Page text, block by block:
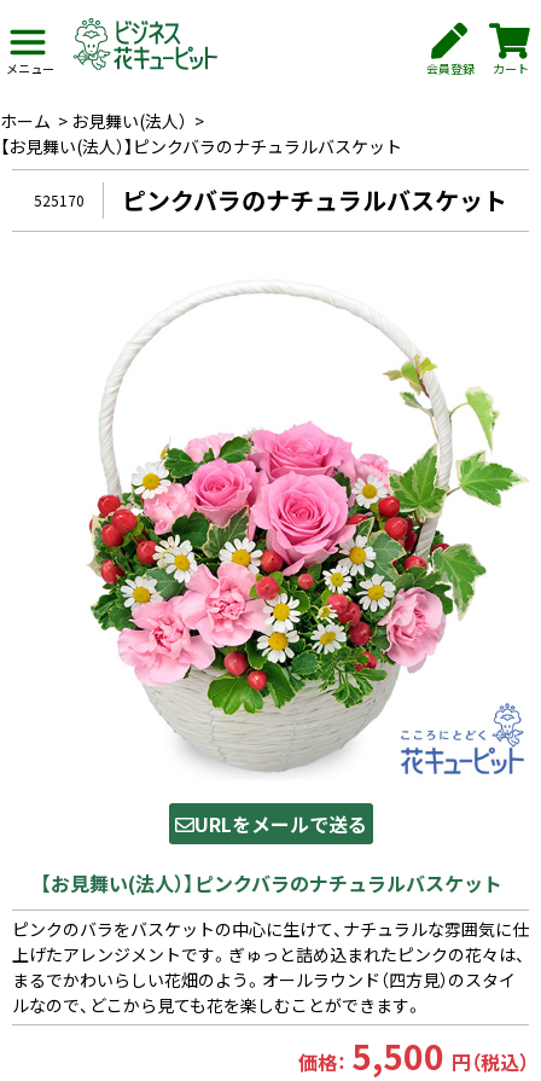
メニュー 会員登録 カート
ホーム > お見舞い(法人） >
【お見舞い(法人）】ピンクバラのナチュラルバスケット
525170 ピンクバラのナチュラルバスケット
URLをメールで送る
【お見舞い(法人）】ピンクバラのナチュラルバスケット
ピンクのバラをバスケットの中心に生けて、ナチュラルな雰囲気に仕
上げたアレンジメントです。ぎゅっと詰め込まれたピンクの花々は、
まるでかわいらしい花畑のよう。オールラウンド（四方見）のスタイ
ルなので、どこから見ても花を楽しむことができます。
価格： 5,500 円（税込）